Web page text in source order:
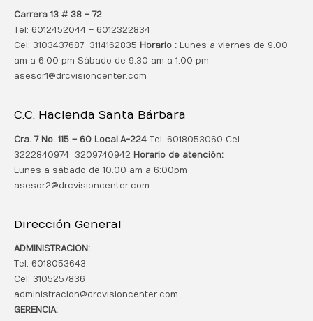
Carrera 13 # 38 – 72
Tel: 6012452044 – 6012322834
Cel: 3103437687 3114162835 Horario : Lunes a viernes de 9.00
am a 6.00 pm Sábado de 9.30 am a 1.00 pm
asesor1@drcvisioncenter.com
C.C. Hacienda Santa Bárbara
Cra. 7 No. 115 – 60 Local.A-224 Tel. 6018053060 Cel.
3222840974 3209740942 Horario de atención:
Lunes a sábado de 10.00 am a 6:00pm
asesor2@drcvisioncenter.com
Dirección General
ADMINISTRACION:
Tel: 6018053643
Cel: 3105257836
administracion@drcvisioncenter.com
GERENCIA: